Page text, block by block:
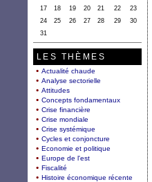
17
18 19 20 21 22
23
24
25 26 27 28 29
30
31
LES THÈMES
Actualité chaude
Analyse sectorielle
Attitudes
Concepts fondamentaux
Crise financière
Crise mondiale
Crise systémique
Cycles et conjoncture
Economie et politique
Europe de l'est
Fiscalité
Histoire économique récente